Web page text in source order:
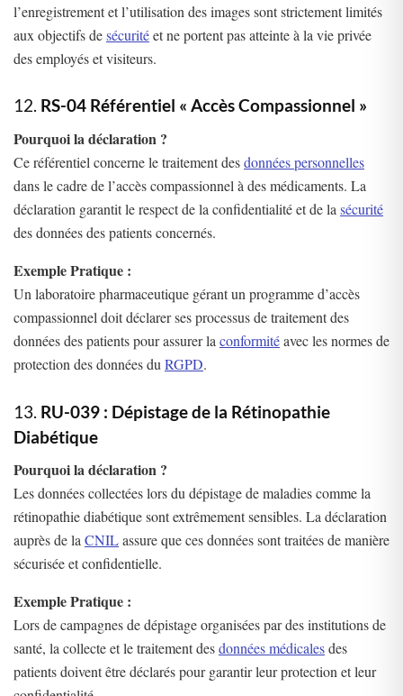
l’enregistrement et l’utilisation des images sont strictement limités
aux objectifs desécuritéet ne portent pas atteinte à la vie privée
des employés et visiteurs.
12. RS-04 Référentiel « Accès Compassionnel »
Pourquoi la déclaration ?
Ce référentiel concerne le traitement desdonnées personnelles
dans le cadre de l’accès compassionnel à des médicaments. La
déclaration garantit le respect de la confidentialité et de la sécurité
des données des patients concernés.
Exemple Pratique :
Un laboratoire pharmaceutique gérant un programme d’accès
compassionnel doit déclarer ses processus de traitement des
données des patients pour assurer la conformitéavec les normes de
protection des données du RGPD.
13. RU-039 : Dépistage de la Rétinopathie
Diabétique
Pourquoi la déclaration ?
Les données collectées lors du dépistage de maladies comme la
rétinopathie diabétique sont extrêmement sensibles. La déclaration
auprès de la CNILassure que ces données sont traitées de manière
sécurisée et confidentielle.
Exemple Pratique :
Lors de campagnes de dépistage organisées par des institutions de
santé, la collecte et le traitement desdonnées médicalesdes
patients doivent être déclarés pour garantir leur protection et leur